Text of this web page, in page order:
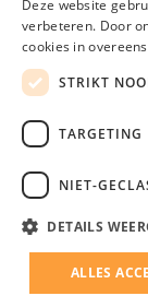
Deze website
verbeteren. Door
cookies in
STRIKT
TARGETING
NIET-
DETAILS
ALLES